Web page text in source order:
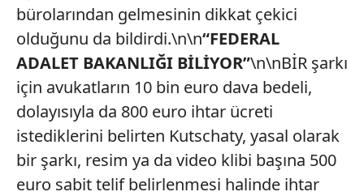
bürolarından gelmesinin dikkat çekici
olduğunu da bildirdi.\n\n“FEDERAL
ADALET BAKANLIĞI BİLİYOR”\n\nBİR şarkı
için avukatların 10 bin euro dava bedeli,
dolayısıyla da 800 euro ihtar ücreti
istediklerini belirten Kutschaty, yasal olarak
bir şarkı, resim ya da video klibi başına 500
euro sabit telif belirlenmesi halinde ihtar